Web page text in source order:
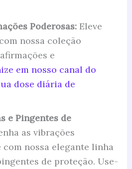
Poderosas:Eleve
nossa coleção
e
em nosso canal do
dose diária de
e Pingentes de
as vibrações
com nossa elegante linha
de proteção. Use-